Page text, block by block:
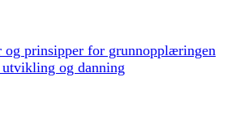
og prinsipper for grunnopplæringen
og danning